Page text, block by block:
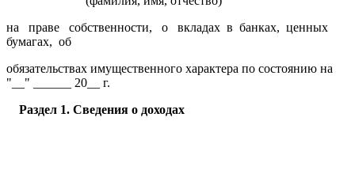
на праве собственности, о вкладах в банках, ценных
бумагах, об
обязательствах имущественного характера по состоянию на
"__" ______ 20__ г.
Раздел 1. Сведения о доходах